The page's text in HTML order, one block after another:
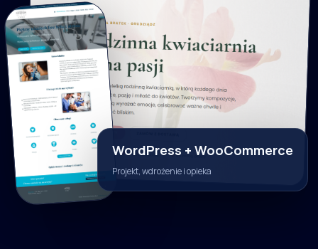
WordPress + WooCommerce
Projekt, wdrożenie i opieka